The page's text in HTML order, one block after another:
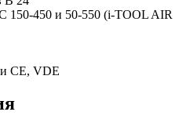
150-450 и 50-550 (i-TOOL AIR
CE, VDE